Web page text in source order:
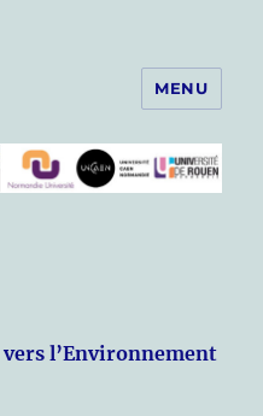
MENU
l’Environnement